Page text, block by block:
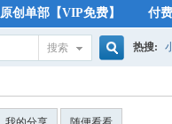
原创单部【VIP免费】 付
搜索 热搜: